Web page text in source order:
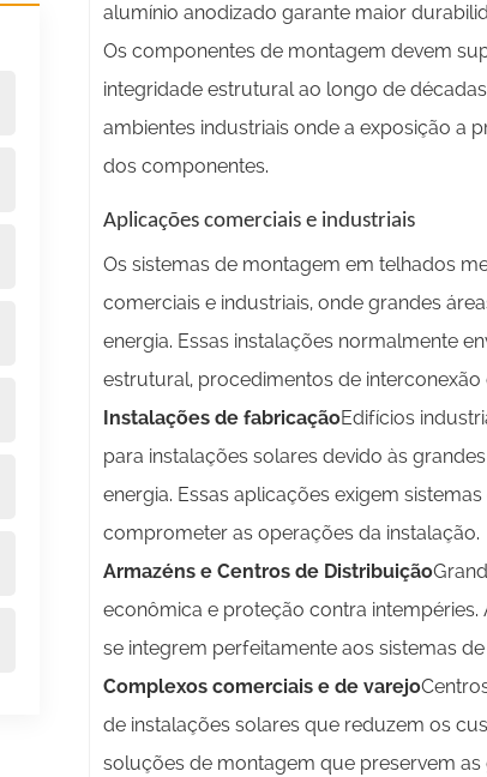
alumínio anodizado garante maior
Os componentes de montagem devem
integridade estrutural ao longo de
ambientes industriais onde a exposição a
dos componentes.
Aplicações comerciais e industriais
Os sistemas de montagem em telhados
comerciais e industriais, onde grandes
energia. Essas instalações normalmente
estrutural, procedimentos de
Instalações de fabricaçãoEdifícios
para instalações solares devido às
energia. Essas aplicações exigem
comprometer as operações da instalação.
Armazéns e Centros de Distribuição
econômica e proteção contra
se integrem perfeitamente aos sistemas
Complexos comerciais e de varejo
de instalações solares que reduzem os
soluções de montagem que preservem